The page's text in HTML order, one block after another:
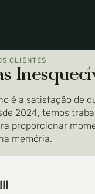
CLIENTES
é a satisfação de
2024, temos
proporcionar
memória.